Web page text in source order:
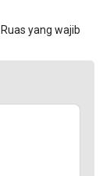
Ruas yang wajib